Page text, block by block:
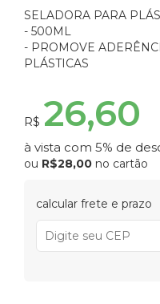
SELADORA PARA
- 500ML
- PROMOVE
PLÁSTICAS
R$ 26,60
à vista com 5% de
ou R$28,00 no cartão
calcular frete e prazo